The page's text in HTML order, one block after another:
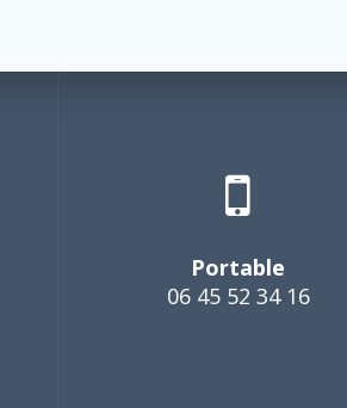
Portable
06 45 52 34 16